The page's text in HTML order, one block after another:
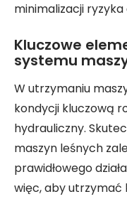
minimalizacji ryzyka
Kluczowe
systemu
W utrzymaniu
kondycji kluczową
hydrauliczny.
maszyn leśnych
prawidłowego
więc, aby